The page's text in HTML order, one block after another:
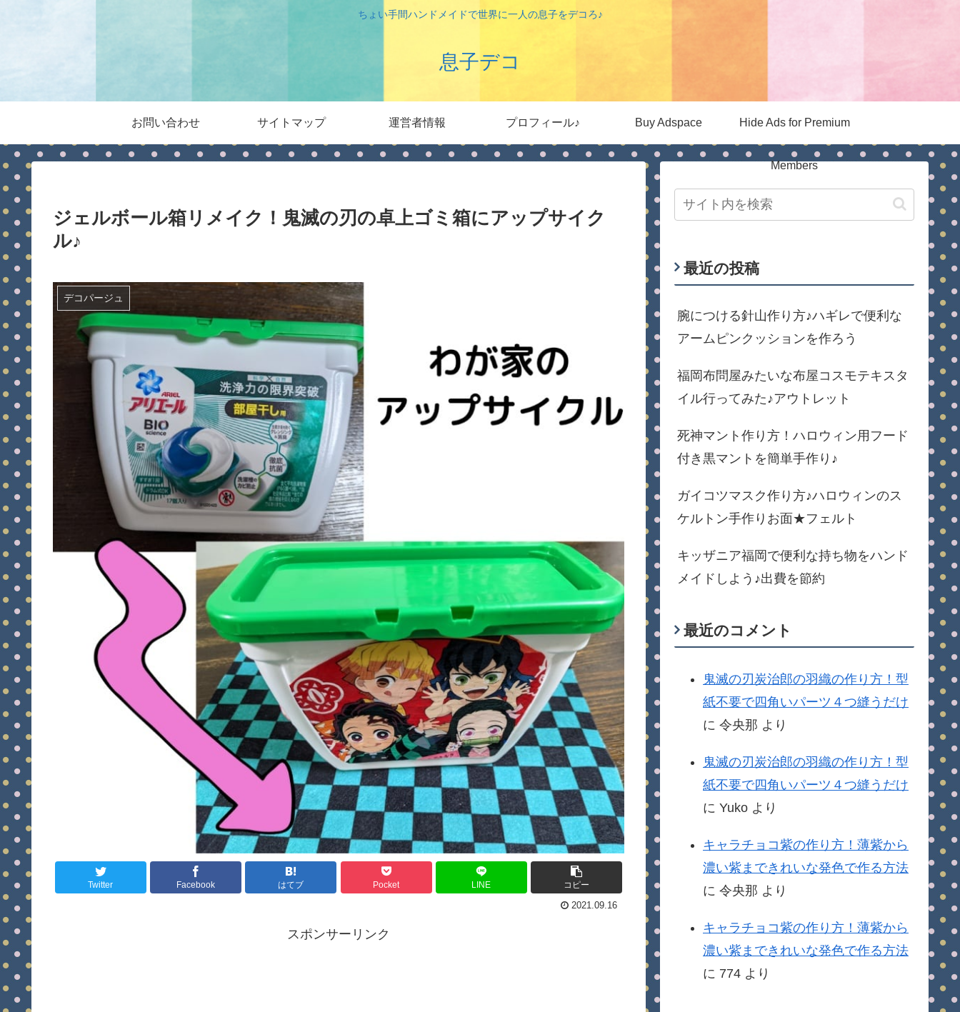
ちょい手間ハンドメイドで世界に一人の息子をデコろ♪
息子デコ
お問い合わせ サイトマップ 運営者情報 プロフィール♪ Buy Adspace Hide Ads for Premium
Members
ジェルボール箱リメイク！鬼滅の刃の卓上ゴミ箱にアップサイク
ル♪
デコパージュ
Twitter Facebook はてブ Pocket LINE コピー
2021.09.16
スポンサーリンク
最近の投稿
腕につける針山作り方♪ハギレで便利な
アームピンクッションを作ろう
福岡布問屋みたいな布屋コスモテキスタ
イル行ってみた♪アウトレット
死神マント作り方！ハロウィン用フード
付き黒マントを簡単手作り♪
ガイコツマスク作り方♪ハロウィンのス
ケルトン手作りお面★フェルト
キッザニア福岡で便利な持ち物をハンド
メイドしよう♪出費を節約
最近のコメント
鬼滅の刃炭治郎の羽織の作り方！型
紙不要で四角いパーツ４つ縫うだけ
に 令央那 より
鬼滅の刃炭治郎の羽織の作り方！型
紙不要で四角いパーツ４つ縫うだけ
に Yuko より
キャラチョコ紫の作り方！薄紫から
濃い紫まできれいな発色で作る方法
に 令央那 より
キャラチョコ紫の作り方！薄紫から
濃い紫まできれいな発色で作る方法
に 774 より